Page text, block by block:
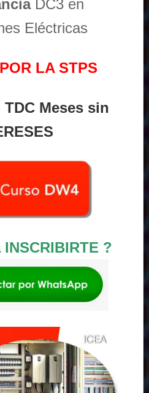
DC3 en
Eléctricas
LA STPS
Meses sin
?